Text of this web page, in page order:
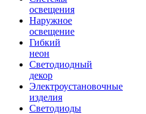
освещения
Наружное
освещение
Гибкий
неон
Светодиодный
декор
Электроустановочные
изделия
Светодиоды